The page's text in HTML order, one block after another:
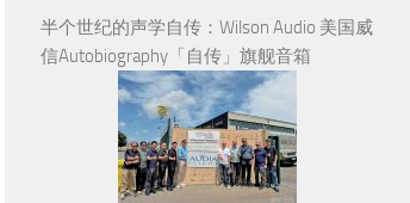
半个世纪的声学自传：Wilson Audio 美国威
信Autobiography「自传」旗舰音箱